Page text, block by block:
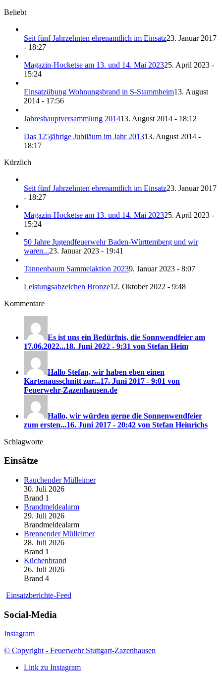
Beliebt
Seit fünf Jahrzehnten ehrenamtlich im Einsatz23. Januar 2017
- 18:27
Magazin-Hocketse am 13. und 14. Mai 202325. April 2023 -
15:24
Einsatzübung Wohnungsbrand in S-Stammheim13. August
2014 - 17:56
Jahreshauptversammlung 201413. August 2014 - 18:12
Das 125jährige Jubiläum im Jahr 201313. August 2014 -
18:17
Kürzlich
Seit fünf Jahrzehnten ehrenamtlich im Einsatz23. Januar 2017
- 18:27
Magazin-Hocketse am 13. und 14. Mai 202325. April 2023 -
15:24
50 Jahre Jugendfeuerwehr Baden-Württemberg und wir
waren...23. Januar 2023 - 19:41
Tannenbaum Sammelaktion 20239. Januar 2023 - 8:07
Leistungsabzeichen Bronze12. Oktober 2022 - 9:48
Kommentare
Es ist uns ein Bedürfnis, die Sonnwendfeier am
17.06.2022...18. Juni 2022 - 9:31 von Stefan Heim
Hallo Stefan, wir haben eben einen
Kartenausschnitt zur...17. Juni 2017 - 9:01 von
Feuerwehr-Zazenhausen.de
Hallo, wir würden gerne die Sonnenwendfeier
zum ersten...16. Juni 2017 - 20:42 von Stefan Heinrichs
Schlagworte
Einsätze
Rauchender Mülleimer
30. Juli 2026
Brand 1
Brandmeldealarm
29. Juli 2026
Brandmeldealarm
Brennender Mülleimer
28. Juli 2026
Brand 1
Küchenbrand
26. Juli 2026
Brand 4
Einsatzberichte-Feed
Social-Media
Instagram
© Copyright - Feuerwehr Stuttgart-Zazenhausen
Link zu Instagram